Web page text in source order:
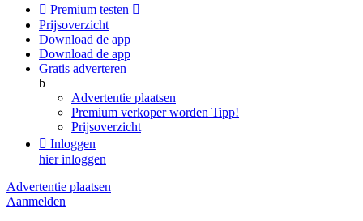
 Premium testen 
Prijsoverzicht
Download de app
Download de app
Gratis adverteren
b
Advertentie plaatsen
Premium verkoper worden Tipp!
Prijsoverzicht
 Inloggen
hier inloggen
Advertentie plaatsen
Aanmelden